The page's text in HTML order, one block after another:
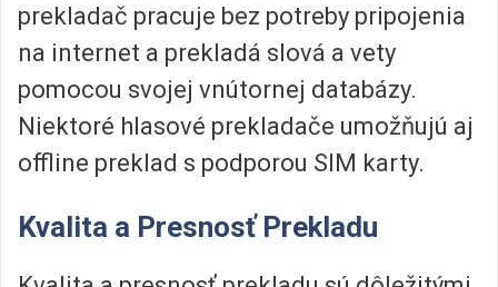
prekladač pracuje bez potreby pripojenia
na internet a prekladá slová a vety
pomocou svojej vnútornej databázy.
Niektoré hlasové prekladače umožňujú aj
offline preklad s podporou SIM karty.
Kvalita a Presnosť Prekladu